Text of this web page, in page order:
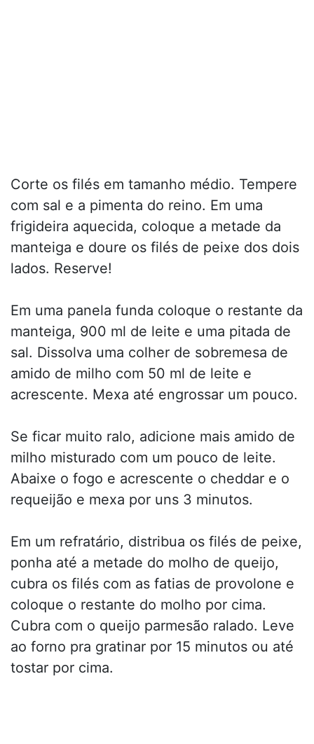
Corte os filés em tamanho médio. Tempere
com sal e a pimenta do reino. Em uma
frigideira aquecida, coloque a metade da
manteiga e doure os filés de peixe dos dois
lados. Reserve!
Em uma panela funda coloque o restante da
manteiga, 900 ml de leite e uma pitada de
sal. Dissolva uma colher de sobremesa de
amido de milho com 50 ml de leite e
acrescente. Mexa até engrossar um pouco.
Se ficar muito ralo, adicione mais amido de
milho misturado com um pouco de leite.
Abaixe o fogo e acrescente o cheddar e o
requeijão e mexa por uns 3 minutos.
Em um refratário, distribua os filés de peixe,
ponha até a metade do molho de queijo,
cubra os filés com as fatias de provolone e
coloque o restante do molho por cima.
Cubra com o queijo parmesão ralado. Leve
ao forno pra gratinar por 15 minutos ou até
tostar por cima.